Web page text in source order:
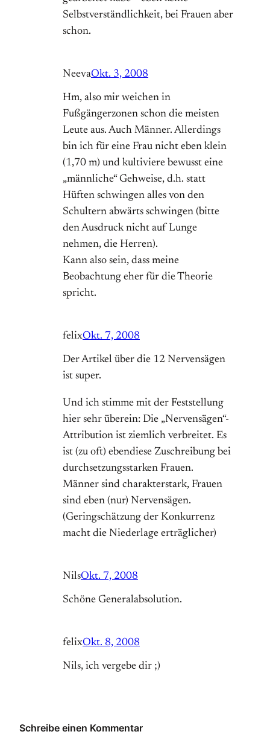
Selbstverständlichkeit, bei Frauen aber
schon.
NeevaOkt. 3, 2008
Hm, also mir weichen in
Fußgängerzonen schon die meisten
Leute aus. Auch Männer. Allerdings
bin ich für eine Frau nicht eben klein
(1,70 m) und kultiviere bewusst eine
„männliche“ Gehweise, d.h. statt
Hüften schwingen alles von den
Schultern abwärts schwingen (bitte
den Ausdruck nicht auf Lunge
nehmen, die Herren).
Kann also sein, dass meine
Beobachtung eher für die Theorie
spricht.
felixOkt. 7, 2008
Der Artikel über die 12 Nervensägen
ist super.
Und ich stimme mit der Feststellung
hier sehr überein: Die „Nervensägen“-
Attribution ist ziemlich verbreitet. Es
ist (zu oft) ebendiese Zuschreibung bei
durchsetzungsstarken Frauen.
Männer sind charakterstark, Frauen
sind eben (nur) Nervensägen.
(Geringschätzung der Konkurrenz
macht die Niederlage erträglicher)
NilsOkt. 7, 2008
Schöne Generalabsolution.
felixOkt. 8, 2008
Nils, ich vergebe dir ;)
Schreibe einen Kommentar